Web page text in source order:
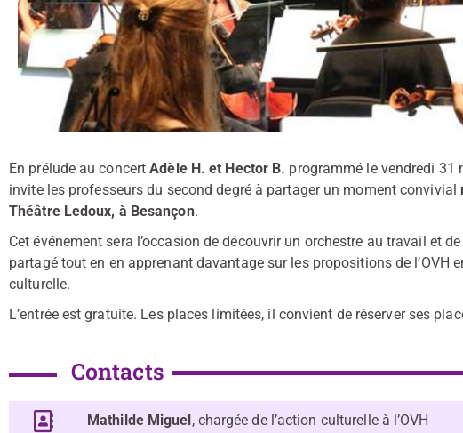
En prélude au concertAdèle H. et Hector B. programmé le vendredi 31
invite les professeurs du second degré à partager un moment convivial
Théâtre Ledoux, à Besançon.
Cet événement sera l’occasion de découvrir un orchestre au travail et
partagé tout en en apprenant davantage sur les propositions de l’OVH
culturelle.
L’entrée est gratuite. Les places limitées, il convient de réserver ses
Contacts
Mathilde Miguel, chargée de l’action culturelle à l’OVH